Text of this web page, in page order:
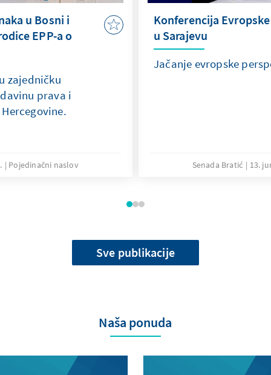
u Bosni i
EPP-a o
zajedničku
prava i
Pojedinačni naslov
Konferencija
u Sarajevu
Jačanje evropske
Senada Bratić 13.
Sve publikacije
Naša ponuda